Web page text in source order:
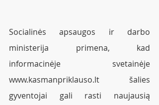
Socialinės apsaugos ir darbo
ministerija primena, kad
informacinėje svetainėje
www.kasmanpriklauso.lt šalies
gyventojai gali rasti naujausią